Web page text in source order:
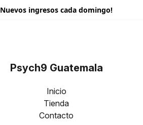
Nuevos ingresos cada domingo!
Psych9 Guatemala
Inicio
Tienda
Contacto